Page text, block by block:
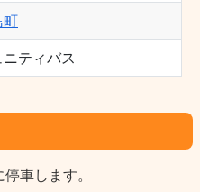
町
ニティバス
車します。